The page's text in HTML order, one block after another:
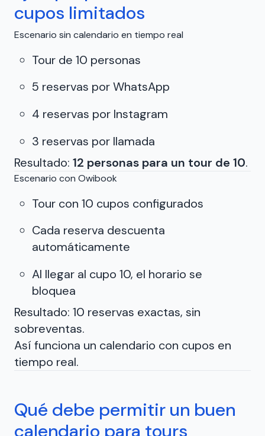
cupos limitados
Escenario sin calendario en tiempo real
Tour de 10 personas
5 reservas por WhatsApp
4 reservas por Instagram
3 reservas por llamada
Resultado: 12 personas para un tour de 10.
Escenario con Owibook
Tour con 10 cupos configurados
Cada reserva descuenta
automáticamente
Al llegar al cupo 10, el horario se
bloquea
Resultado: 10 reservas exactas, sin
sobreventas.
Así funciona un calendario con cupos en
tiempo real.
Qué debe permitir un buen
calendario para tours